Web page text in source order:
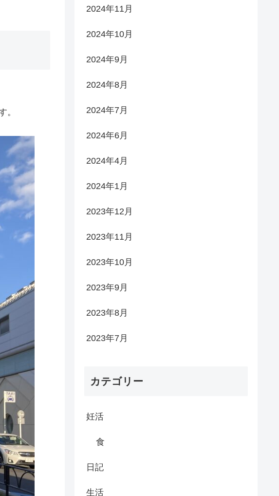
。
2024年11月
2024年10月
2024年9月
2024年8月
2024年7月
2024年6月
2024年4月
2024年1月
2023年12月
2023年11月
2023年10月
2023年9月
2023年8月
2023年7月
カテゴリー
妊活
食
日記
生活